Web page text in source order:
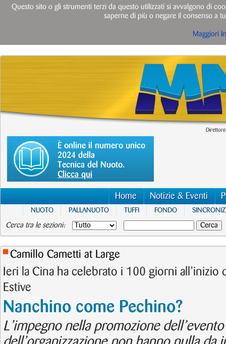
È online il numero unico
2024 della
Tecnica del Nuoto.
Clicca qui
Home Notizie & Eventi
NUOTO PALLANUOTO TUFFI FONDO
Cerca tra le sezioni:
Camillo Cametti at Large
Ieri la Cina ha celebrato i 100 giorni all’inizio
Estive
Nanchino come Pechino?
L’impegno nella promozione
Questo sito o gli strumenti terzi da questo utilizzati si avvalgono di
saperne di più o negare il consenso a
Maggiori